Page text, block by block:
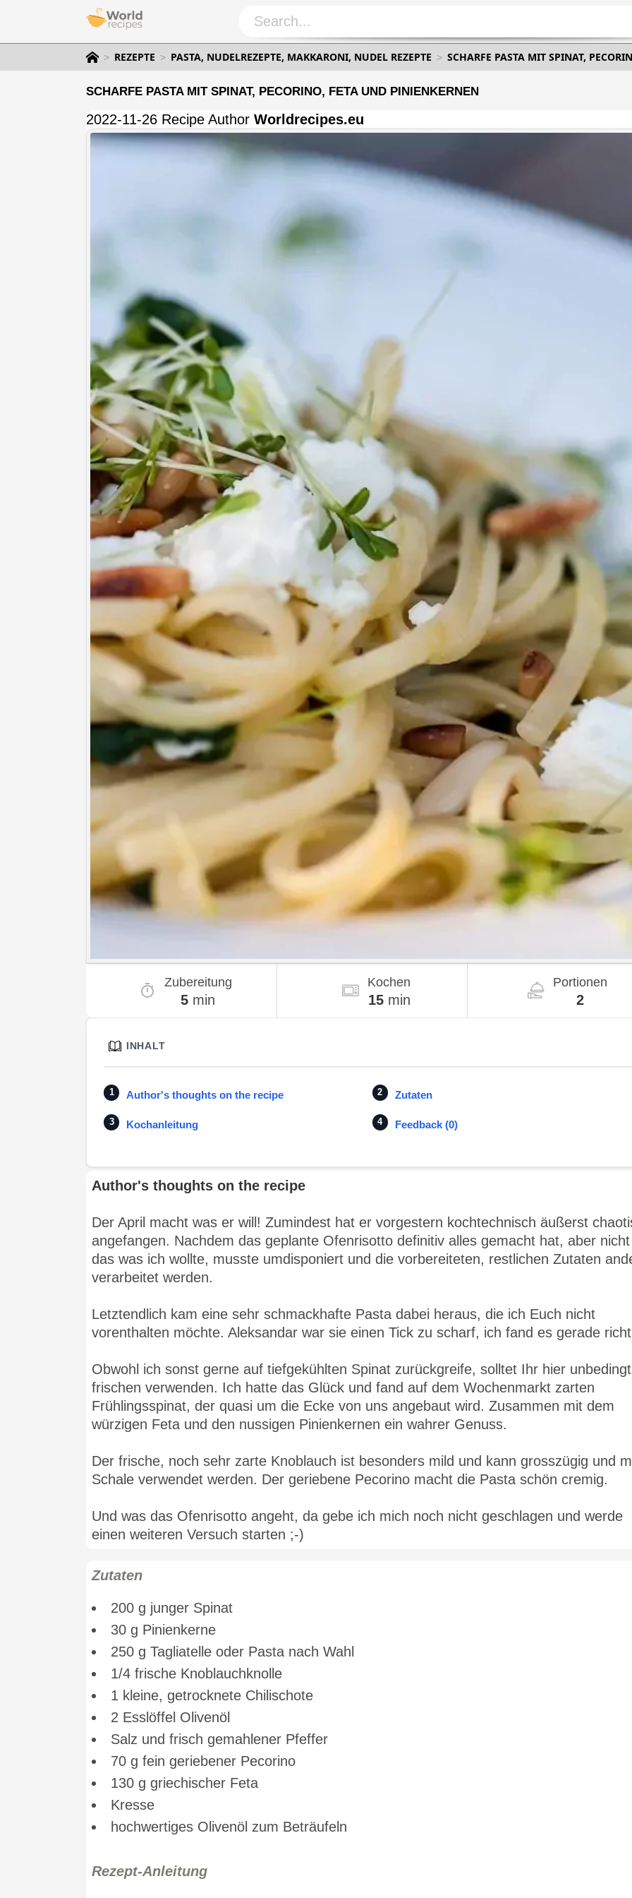
REZEPTE PASTA, NUDELREZEPTE, MAKKARONI, NUDEL REZEPTE SCHARFE PASTA MIT SPINAT,
SCHARFE PASTA MIT SPINAT, PECORINO, FETA UND PINIENKERNEN
2022-11-26 Recipe Author Worldrecipes.eu
Zubereitung
5 min
Kochen
15min
Portionen
2
INHALT
Author's thoughts on the recipe Zutaten
Kochanleitung Feedback (0)
Author's thoughts on the recipe
Der April macht was er will! Zumindest hat er vorgestern kochtechnisch äußerst
angefangen. Nachdem das geplante Ofenrisotto definitiv alles gemacht hat, aber nicht
das was ich wollte, musste umdisponiert und die vorbereiteten, restlichen Zutaten
verarbeitet werden.
Letztendlich kam eine sehr schmackhafte Pasta dabei heraus, die ich Euch nicht
vorenthalten möchte. Aleksandar war sie einen Tick zu scharf, ich fand es gerade
Obwohl ich sonst gerne auf tiefgekühlten Spinat zurückgreife, solltet Ihr hier unbedingt
frischen verwenden. Ich hatte das Glück und fand auf dem Wochenmarkt zarten
Frühlingsspinat, der quasi um die Ecke von uns angebaut wird. Zusammen mit dem
würzigen Feta und den nussigen Pinienkernen ein wahrer Genuss.
Der frische, noch sehr zarte Knoblauch ist besonders mild und kann grosszügig und
Schale verwendet werden. Der geriebene Pecorino macht die Pasta schön cremig.
Und was das Ofenrisotto angeht, da gebe ich mich noch nicht geschlagen und werde
einen weiteren Versuch starten ;-)
Zutaten
200 g junger Spinat
30 g Pinienkerne
250 g Tagliatelle oder Pasta nach Wahl
1/4 frische Knoblauchknolle
1 kleine, getrocknete Chilischote
2 Esslöffel Olivenöl
Salz und frisch gemahlener Pfeffer
70 g fein geriebener Pecorino
130 g griechischer Feta
Kresse
hochwertiges Olivenöl zum Beträufeln
Rezept-Anleitung